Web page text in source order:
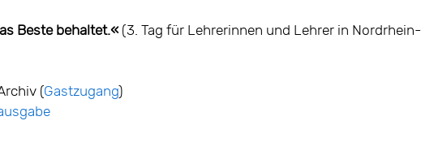
Beste behaltet.«(3. Tag für Lehrerinnen und Lehrer in Nordrhein-
(Gastzugang)